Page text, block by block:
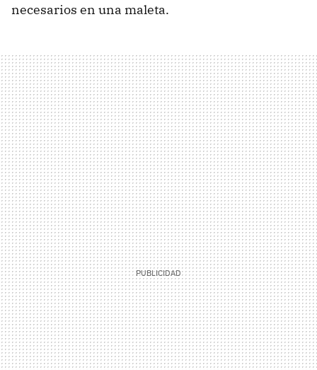
necesarios en una maleta.